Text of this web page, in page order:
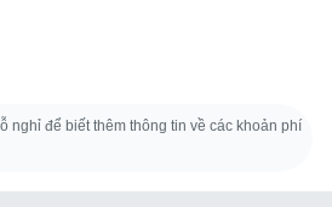
nghỉ để biết thêm thông tin về các khoản phí